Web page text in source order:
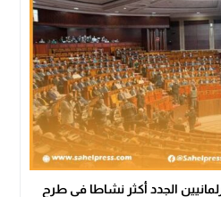
الجدد أكثر نشاطا في طرح